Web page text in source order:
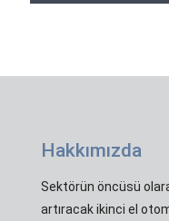
Hakkımızda
Sektörün öncüsü
artıracak ikinci el